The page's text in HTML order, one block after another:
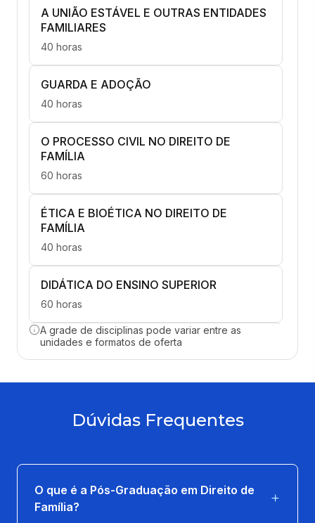
A UNIÃO ESTÁVEL E OUTRAS ENTIDADES
FAMILIARES
40 horas
GUARDA E ADOÇÃO
40 horas
O PROCESSO CIVIL NO DIREITO DE
FAMÍLIA
60 horas
ÉTICA E BIOÉTICA NO DIREITO DE
FAMÍLIA
40 horas
DIDÁTICA DO ENSINO SUPERIOR
60 horas
DIREITOS PATRIMONIAIS NO
CASAMENTO
MEDIAÇÃO E SOLUÇÃO DE CONFLITOS
FAMÍLIA
40 horas
A grade de disciplinas pode variar entre as
unidades e formatos de oferta
Dúvidas Frequentes
O que é a Pós-Graduação em Direito de
Família?